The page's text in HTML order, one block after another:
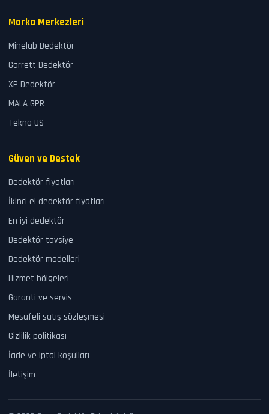
Marka Merkezleri
Minelab Dedektör
Garrett Dedektör
XP Dedektör
MALA GPR
Tekno US
Güven ve Destek
Dedektör fiyatları
İkinci el dedektör fiyatları
En iyi dedektör
Dedektör tavsiye
Dedektör modelleri
Hizmet bölgeleri
Garanti ve servis
Mesafeli satış sözleşmesi
Gizlilik politikası
İade ve iptal koşulları
İletişim